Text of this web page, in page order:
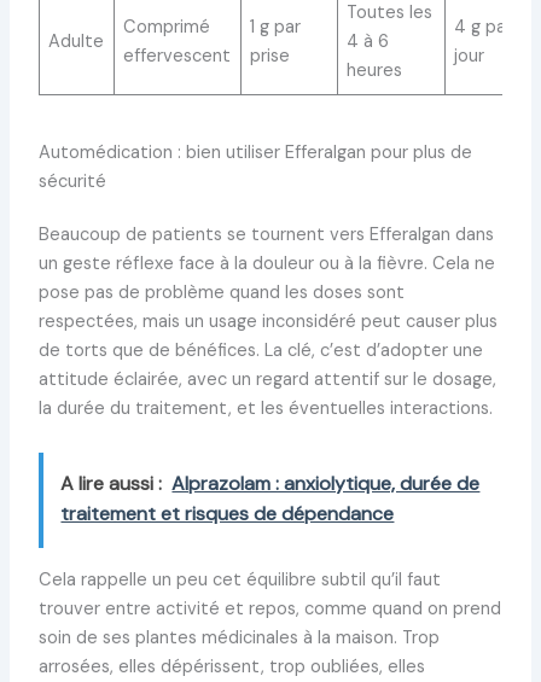
Adulte
Comprimé
effervescent
1 g par
prise
Toutes les
4 à 6
heures
4 g par
jour
Automédication : bien utiliser Efferalgan pour plus de
sécurité
Beaucoup de patients se tournent vers Efferalgan dans
un geste réflexe face à la douleur ou à la fièvre. Cela ne
pose pas de problème quand les doses sont
respectées, mais un usage inconsidéré peut causer plus
de torts que de bénéfices. La clé, c’est d’adopter une
attitude éclairée, avec un regard attentif sur le dosage,
la durée du traitement, et les éventuelles interactions.
A lire aussi : Alprazolam : anxiolytique, durée de
traitement et risques de dépendance
Cela rappelle un peu cet équilibre subtil qu’il faut
trouver entre activité et repos, comme quand on prend
soin de ses plantes médicinales à la maison. Trop
arrosées, elles dépérissent, trop oubliées, elles